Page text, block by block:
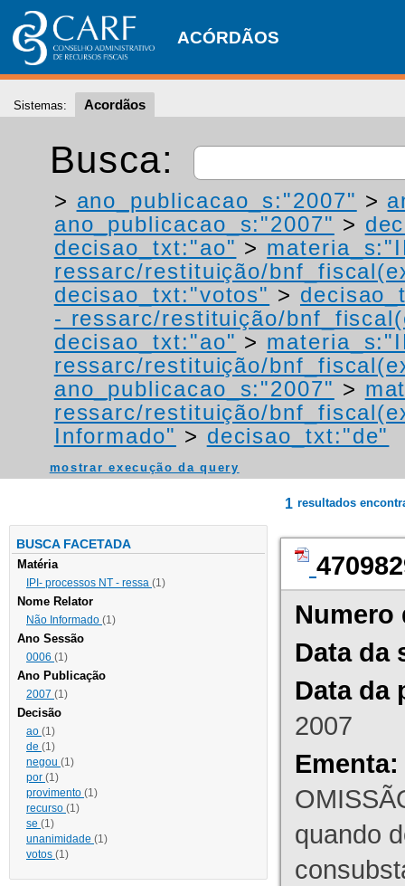
ACÓRDÃOS
Sistemas: Acordãos
Busca:
> ano_publicacao_s:"2007" >
ano_publicacao_s:"2007" >
decisao_txt:"ao" >
ressarc/restituição/
decisao_txt:"votos" >
- ressarc/restituição/
decisao_txt:"ao" >
ressarc/restituição/
ano_publicacao_s:"2007" >
ressarc/restituição/
Informado" > decisao_txt:"de"
mostrar execução da query
BUSCA FACETADA
Matéria
IPI- processos NT - ressa (1)
Nome Relator
Não Informado (1)
Ano Sessão
0006 (1)
Ano Publicação
2007 (1)
Decisão
ao (1)
de (1)
negou (1)
por (1)
provimento (1)
recurso (1)
se (1)
unanimidade (1)
votos (1)
1 resultados
Numero
Data da
Data da
2007
Ementa:
quando